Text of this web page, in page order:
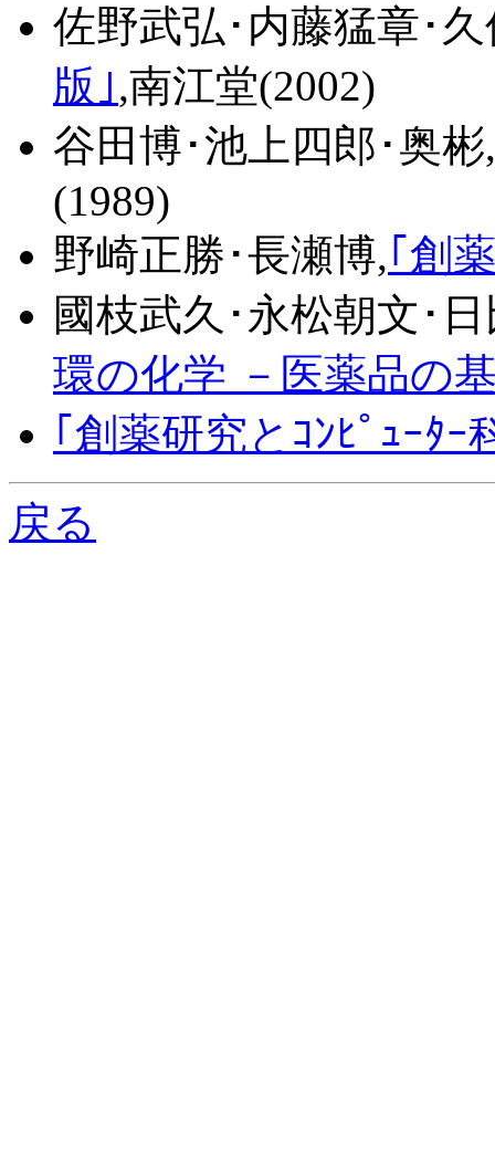
佐野武弘･内藤猛章･
版｣,南江堂(2002)
谷田博･池上四郎･奥彬,
(1989)
野崎正勝･長瀬博,｢創
國枝武久･永松朝文･
環の化学 －医薬品の
｢創薬研究とｺﾝﾋﾟｭｰﾀｰ
戻る